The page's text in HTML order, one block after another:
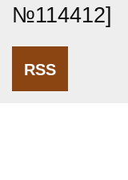
№114412]
RSS